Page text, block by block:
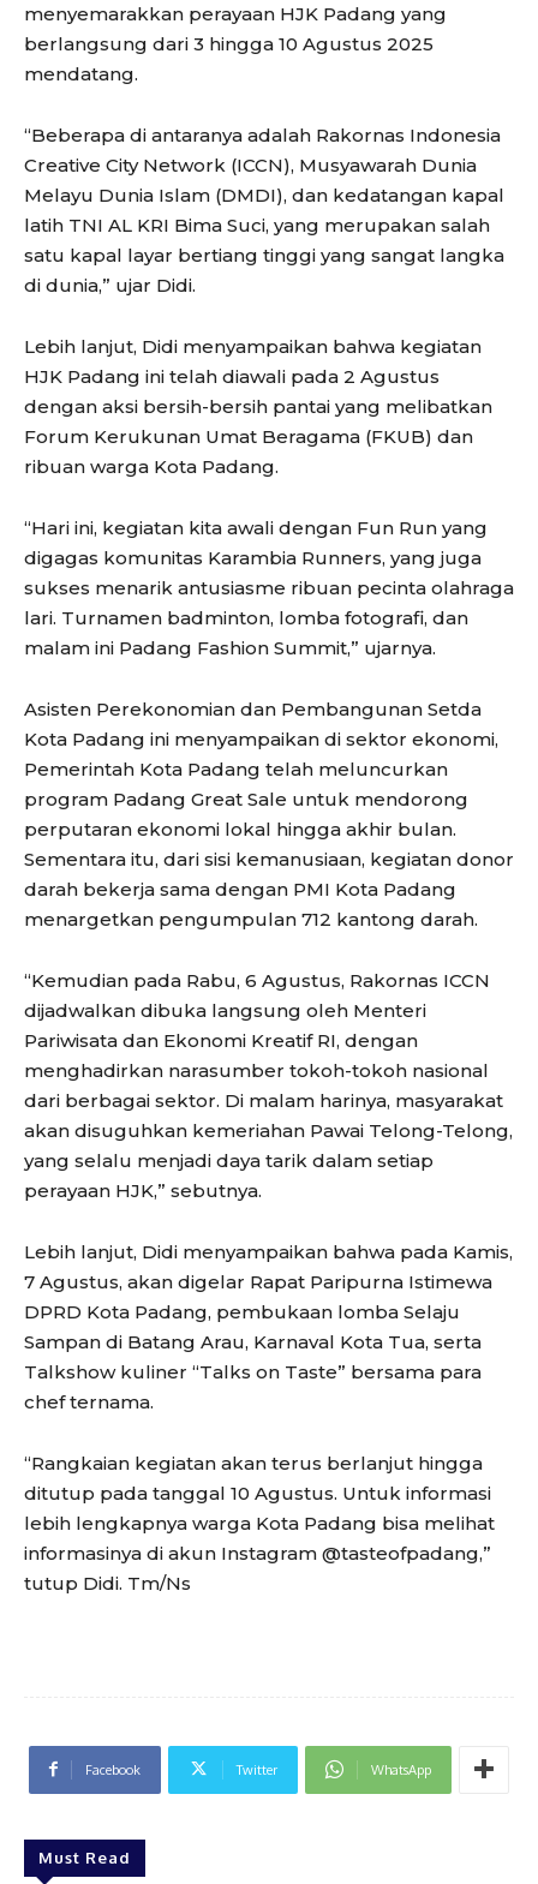
menyemarakkan perayaan HJK Padang yang
berlangsung dari 3 hingga 10 Agustus 2025
mendatang.
“Beberapa di antaranya adalah Rakornas Indonesia
Creative City Network (ICCN), Musyawarah Dunia
Melayu Dunia Islam (DMDI), dan kedatangan kapal
latih TNI AL KRI Bima Suci, yang merupakan salah
satu kapal layar bertiang tinggi yang sangat langka
di dunia,” ujar Didi.
Lebih lanjut, Didi menyampaikan bahwa kegiatan
HJK Padang ini telah diawali pada 2 Agustus
dengan aksi bersih-bersih pantai yang melibatkan
Forum Kerukunan Umat Beragama (FKUB) dan
ribuan warga Kota Padang.
“Hari ini, kegiatan kita awali dengan Fun Run yang
digagas komunitas Karambia Runners, yang juga
sukses menarik antusiasme ribuan pecinta olahraga
lari. Turnamen badminton, lomba fotografi, dan
malam ini Padang Fashion Summit,” ujarnya.
Asisten Perekonomian dan Pembangunan Setda
Kota Padang ini menyampaikan di sektor ekonomi,
Pemerintah Kota Padang telah meluncurkan
program Padang Great Sale untuk mendorong
perputaran ekonomi lokal hingga akhir bulan.
Sementara itu, dari sisi kemanusiaan, kegiatan donor
darah bekerja sama dengan PMI Kota Padang
menargetkan pengumpulan 712 kantong darah.
“Kemudian pada Rabu, 6 Agustus, Rakornas ICCN
dijadwalkan dibuka langsung oleh Menteri
Pariwisata dan Ekonomi Kreatif RI, dengan
menghadirkan narasumber tokoh-tokoh nasional
dari berbagai sektor. Di malam harinya, masyarakat
akan disuguhkan kemeriahan Pawai Telong-Telong,
yang selalu menjadi daya tarik dalam setiap
perayaan HJK,” sebutnya.
Lebih lanjut, Didi menyampaikan bahwa pada Kamis,
7 Agustus, akan digelar Rapat Paripurna Istimewa
DPRD Kota Padang, pembukaan lomba Selaju
Sampan di Batang Arau, Karnaval Kota Tua, serta
Talkshow kuliner “Talks on Taste” bersama para
chef ternama.
“Rangkaian kegiatan akan terus berlanjut hingga
ditutup pada tanggal 10 Agustus. Untuk informasi
lebih lengkapnya warga Kota Padang bisa melihat
informasinya di akun Instagram @tasteofpadang,”
tutup Didi. Tm/Ns
Facebook Twitter WhatsApp
Must Read